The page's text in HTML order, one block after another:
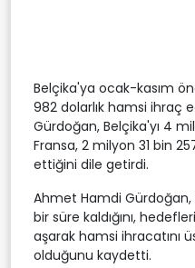
Belçika'ya ocak-kasım
982 dolarlık hamsi ihraç
Gürdoğan, Belçika'yı 4
Fransa, 2 milyon 31 bin
ettiğini dile getirdi.
Ahmet Hamdi Gürdoğan,
bir süre kaldığını,
aşarak hamsi ihracatını
olduğunu kaydetti.